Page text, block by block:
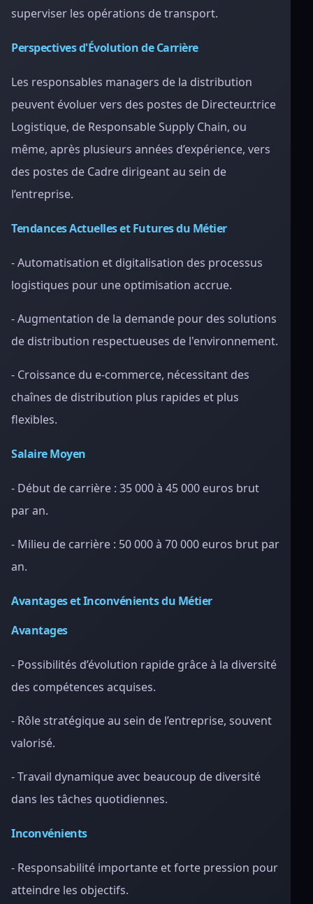
superviser les opérations de transport.
Perspectives d'Évolution de Carrière
Les responsables managers de la distribution
peuvent évoluer vers des postes de Directeur.trice
Logistique, de Responsable Supply Chain, ou
même, après plusieurs années d’expérience, vers
des postes de Cadre dirigeant au sein de
l’entreprise.
Tendances Actuelles et Futures du Métier
- Automatisation et digitalisation des processus
logistiques pour une optimisation accrue.
- Augmentation de la demande pour des solutions
de distribution respectueuses de l'environnement.
- Croissance du e-commerce, nécessitant des
chaînes de distribution plus rapides et plus
flexibles.
Salaire Moyen
- Début de carrière : 35 000 à 45 000 euros brut
par an.
- Milieu de carrière : 50 000 à 70 000 euros brut par
an.
Avantages et Inconvénients du Métier
Avantages
- Possibilités d’évolution rapide grâce à la diversité
des compétences acquises.
- Rôle stratégique au sein de l’entreprise, souvent
valorisé.
- Travail dynamique avec beaucoup de diversité
dans les tâches quotidiennes.
Inconvénients
- Responsabilité importante et forte pression pour
atteindre les objectifs.